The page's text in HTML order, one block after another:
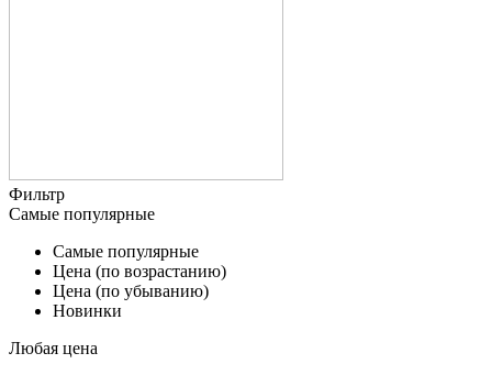
Фильтр
Самые популярные
Самые популярные
Цена (по возрастанию)
Цена (по убыванию)
Новинки
Любая цена